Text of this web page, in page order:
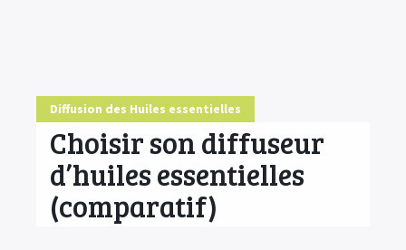
Diffusion des Huiles essentielles
Choisir son diffuseur
d’huiles essentielles
(comparatif)
COMMENCER ICI